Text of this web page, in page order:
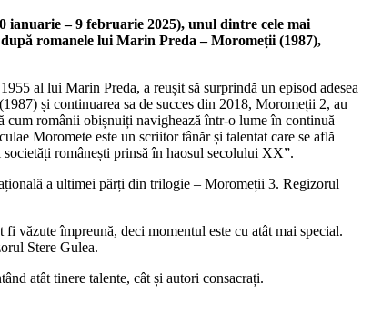
– 9 februarie 2025), unul dintre cele mai
romanele lui Marin Preda – Moromeții (1987),
al lui Marin Preda, a reușit să surprindă un episod adesea
și continuarea sa de succes din 2018, Moromeții 2, au
cum românii obișnuiți navighează într-o lume în continuă
Moromete este un scriitor tânăr și talentat care se află
românești prinsă în haosul secolului XX”.
a ultimei părți din trilogie – Moromeții 3. Regizorul
văzute împreună, deci momentul este cu atât mai special.
Stere Gulea.
atât tinere talente, cât și autori consacrați.